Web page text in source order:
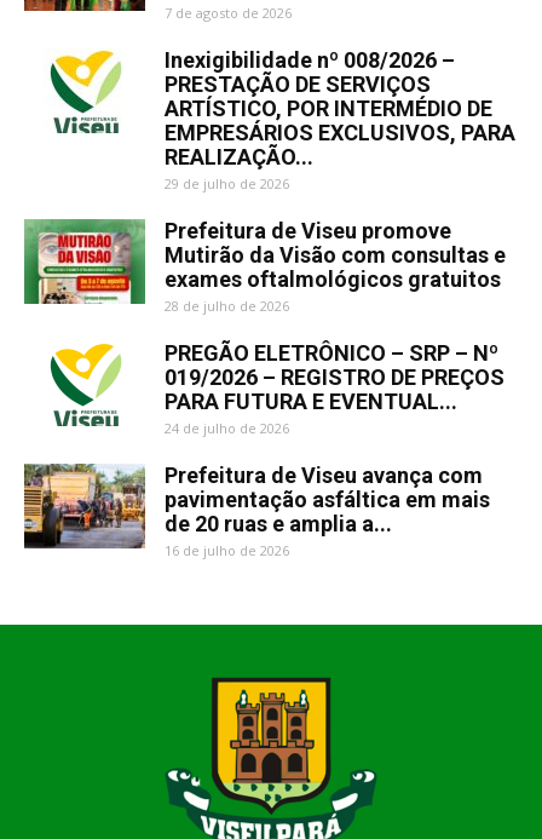
7 de agosto de 2026
Inexigibilidade nº 008/2026 –
PRESTAÇÃO DE SERVIÇOS
ARTÍSTICO, POR INTERMÉDIO DE
EMPRESÁRIOS EXCLUSIVOS, PARA
REALIZAÇÃO...
29 de julho de 2026
Prefeitura de Viseu promove
Mutirão da Visão com consultas e
exames oftalmológicos gratuitos
28 de julho de 2026
PREGÃO ELETRÔNICO – SRP – Nº
019/2026 – REGISTRO DE PREÇOS
PARA FUTURA E EVENTUAL...
24 de julho de 2026
Prefeitura de Viseu avança com
pavimentação asfáltica em mais
de 20 ruas e amplia a...
16 de julho de 2026